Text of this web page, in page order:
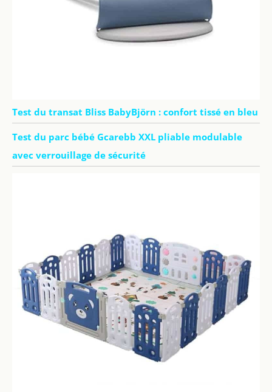
Test du transat Bliss BabyBjörn : confort tissé en bleu
Test du parc bébé Gcarebb XXL pliable modulable
avec verrouillage de sécurité